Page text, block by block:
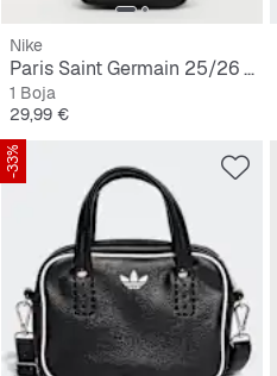
Nike
Paris Saint Germain 25/26 Heritage Crossbody Sp
1 Boja
Cijena
29,99 €
-33%